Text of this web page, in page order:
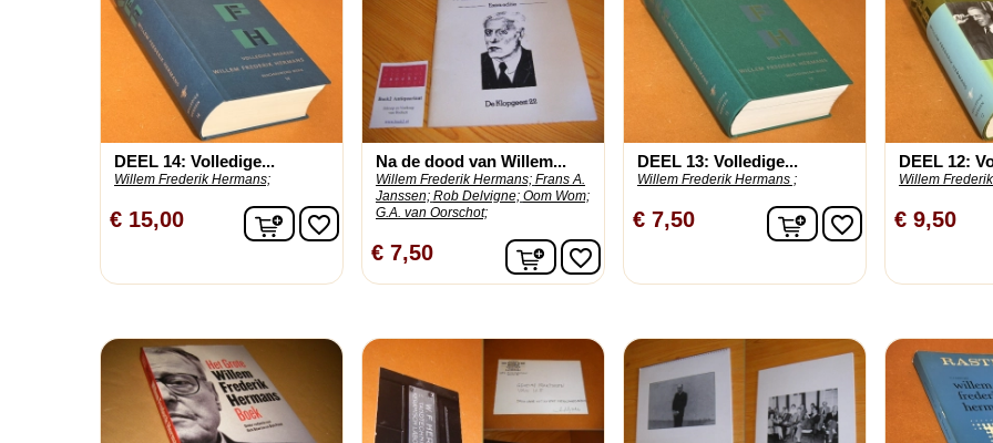
DEEL 14: Volledige...
Willem Frederik Hermans;
€ 15,00 In winkelwagen
favorite_border
Na de dood van Willem...
Willem Frederik Hermans; Frans A.
Janssen; Rob Delvigne; Oom Wom;
G.A. van Oorschot;
€ 7,50 In winkelwagen
favorite_border
DEEL 13: Volledige...
Willem Frederik Hermans ;
€ 7,50 In winkelwagen
favorite_border
DEEL 12:
Willem
€ 9,50